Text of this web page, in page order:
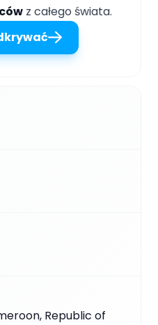
z całego świata.
Republic of